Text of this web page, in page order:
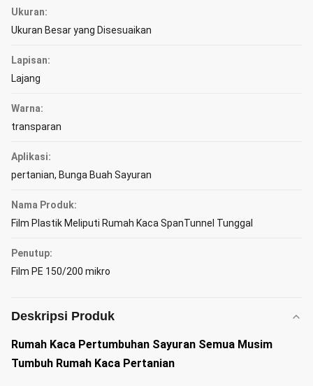
Ukuran:
Ukuran Besar yang Disesuaikan
Lapisan:
Lajang
Warna:
transparan
Aplikasi:
pertanian, Bunga Buah Sayuran
Nama Produk:
Film Plastik Meliputi Rumah Kaca SpanTunnel Tunggal
Penutup:
Film PE 150/200 mikro
Deskripsi Produk
Rumah Kaca Pertumbuhan Sayuran Semua Musim
Tumbuh Rumah Kaca Pertanian